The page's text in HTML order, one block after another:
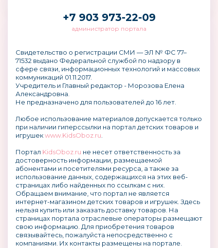
+7 903 973-22-09
администратор портала
Свидетельство о регистрации СМИ — ЭЛ № ФС 77–
71532 выдано Федеральной службой по надзору в
сфере связи, информационных технологий и массовых
коммуникаций 01.11.2017.
Учредитель и Главный редактор - Морозова Елена
Александровна.
Не предназначено для пользователей до 16 лет.
Любое использование материалов допускается только
при наличии гиперссылки на портал детских товаров и
игрушекwww.KidsOboz.ru.
Портал KidsOboz.ru не несет ответственность за
достоверность информации, размещаемой
абонентами и посетителями ресурса, а также за
использование данных, содержащихся на этих веб-
страницах либо найденных по ссылкам с них.
Обращаем внимание, что портал не является
интернет-магазином детских товаров и игрушек. Здесь
нельзя купить или заказать доставку товаров. На
страницах портала отраслевые операторы размещают
свою информацию. Для приобретения товаров
связывайтесь, пожалуйста непосредственно с
компаниями. Их контакты размещены на портале.